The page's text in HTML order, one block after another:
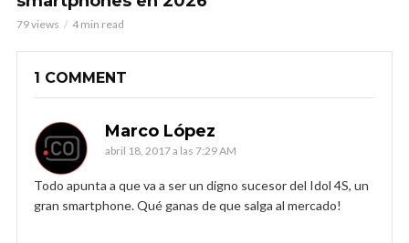
79 views 4 min read
1 COMMENT
Marco López
abril 18, 2017 a las 7:29 AM
Todo apunta a que va a ser un digno sucesor del Idol 4S, un
gran smartphone. Qué ganas de que salga al mercado!